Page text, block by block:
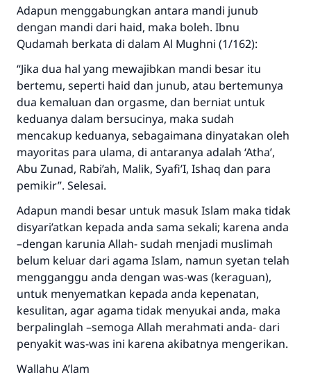
Adapun menggabungkan antara mandi junub
dengan mandi dari haid, maka boleh. Ibnu
Qudamah berkata di dalam Al Mughni (1/162):
“Jika dua hal yang mewajibkan mandi besar itu
bertemu, seperti haid dan junub, atau bertemunya
dua kemaluan dan orgasme, dan berniat untuk
keduanya dalam bersucinya, maka sudah
mencakup keduanya, sebagaimana dinyatakan oleh
mayoritas para ulama, di antaranya adalah ‘Atha’,
Abu Zunad, Rabi’ah, Malik, Syafi’I, Ishaq dan para
pemikir”. Selesai.
Adapun mandi besar untuk masuk Islam maka tidak
disyari’atkan kepada anda sama sekali; karena anda
–dengan karunia Allah- sudah menjadi muslimah
belum keluar dari agama Islam, namun syetan telah
mengganggu anda dengan was-was (keraguan),
untuk menyematkan kepada anda kepenatan,
kesulitan, agar agama tidak menyukai anda, maka
berpalinglah –semoga Allah merahmati anda- dari
penyakit was-was ini karena akibatnya mengerikan.
Wallahu A’lam